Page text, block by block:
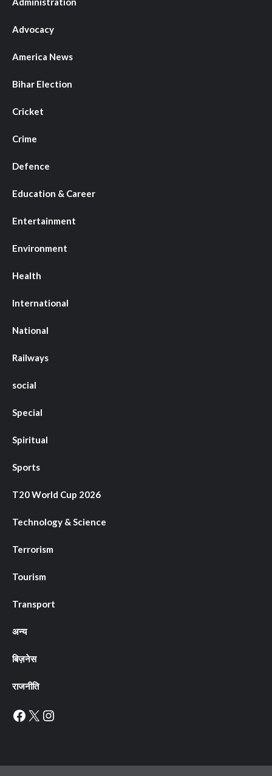
Advocacy
America News
Bihar Election
Cricket
Crime
Defence
Education & Career
Entertainment
Environment
Health
International
National
Railways
social
Special
Spiritual
Sports
T20 World Cup 2026
Technology & Science
Terrorism
Tourism
Transport
अन्य
बिज़नेस
राजनीति
Facebook
X Instagram